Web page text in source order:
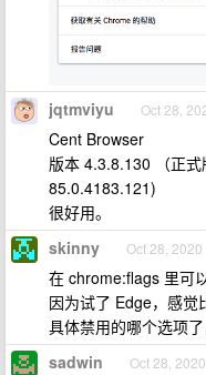
jqtmviyu Oct 28,
Cent Browser
版本 4.3.8.130 （正
85.0.4183.121)
很好用。
skinny Oct 28, 2020
在 chrome:flags 里可
因为试了 Edge，感
具体禁用的哪个选项
sadwin Oct 28, 2020